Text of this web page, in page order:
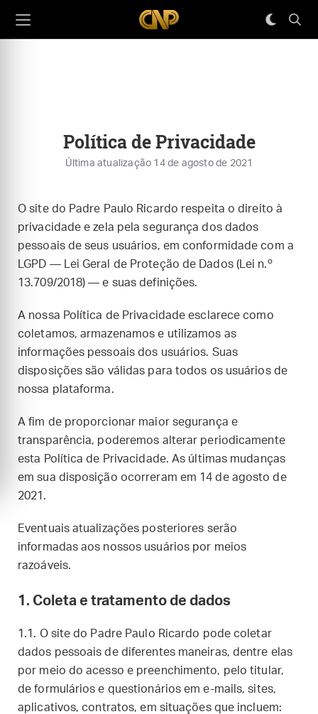
Política de Privacidade
Última atualização 14 de agosto de 2021
O site do Padre Paulo Ricardo respeita o direito à
privacidade e zela pela segurança dos dados
pessoais de seus usuários, em conformidade com a
LGPD — Lei Geral de Proteção de Dados (Lei n.º
13.709/2018) — e suas definições.
A nossa Política de Privacidade esclarece como
coletamos, armazenamos e utilizamos as
informações pessoais dos usuários. Suas
disposições são válidas para todos os usuários de
nossa plataforma.
A fim de proporcionar maior segurança e
transparência, poderemos alterar periodicamente
esta Política de Privacidade. As últimas mudanças
em sua disposição ocorreram em 14 de agosto de
2021.
Eventuais atualizações posteriores serão
informadas aos nossos usuários por meios
razoáveis.
1. Coleta e tratamento de dados
1.1. O site do Padre Paulo Ricardo pode coletar
dados pessoais de diferentes maneiras, dentre elas
por meio do acesso e preenchimento, pelo titular,
de formulários e questionários em e-mails, sites,
aplicativos, contratos, em situações que incluem: